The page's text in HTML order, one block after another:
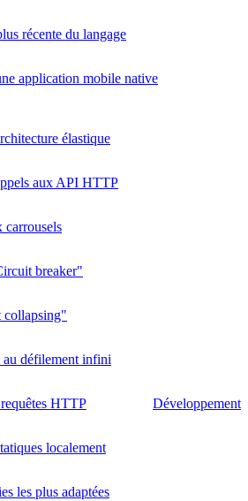
récente du langage
application mobile native
élastique
aux API HTTP
carrousels
breaker"
collapsing"
au défilement infini
HTTP Développement
localement
les plus adaptées